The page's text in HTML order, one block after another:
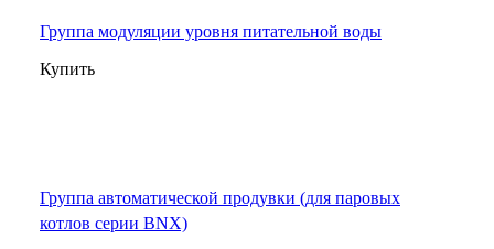
Группа модуляции уровня питательной воды
Купить
Группа автоматической продувки (для паровых
котлов серии BNX)